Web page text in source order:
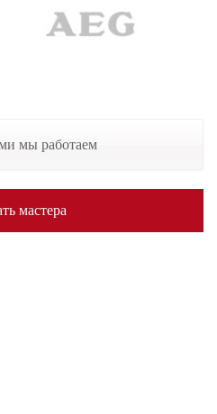
мы работаем
мастера